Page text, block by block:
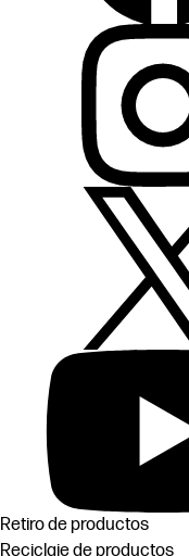
Retiro de productos
Reciclaje de productos